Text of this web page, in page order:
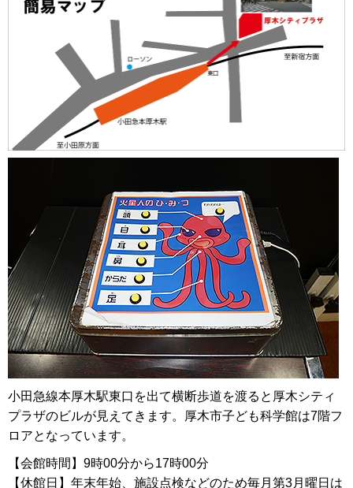
小田急線本厚木駅東口を出て横断歩道を渡ると厚木シティ
プラザのビルが見えてきます。厚木市子ども科学館は7階フ
ロアとなっています。
【会館時間】9時00分から17時00分
【休館日】年末年始、施設点検などのため毎月第3月曜日は